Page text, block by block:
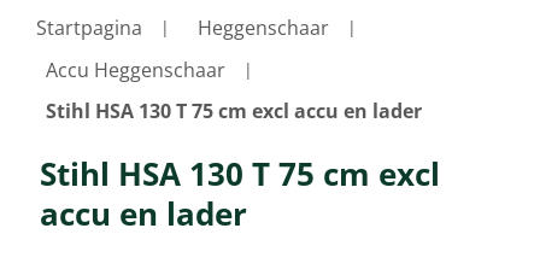
Startpagina
Heggenschaar
Accu Heggenschaar
Stihl HSA 130 T 75 cm excl accu en lader
Stihl HSA 130 T 75 cm excl
accu en lader